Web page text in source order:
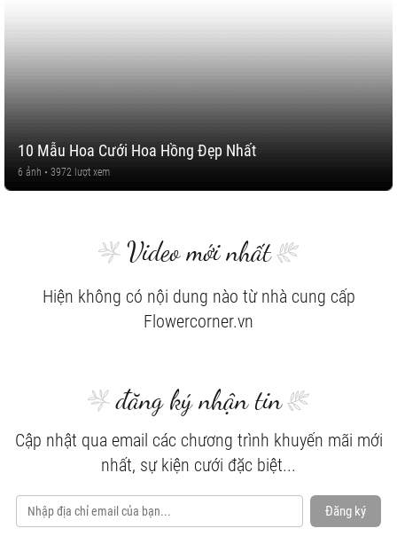
10 Mẫu Hoa Cưới Hoa Hồng Đẹp Nhất
6 ảnh • 3972 lượt xem
Video mới nhất
Hiện không có nội dung nào từ nhà cung cấp
Flowercorner.vn
đăng ký nhận tin
Cập nhật qua email các chương trình khuyến mãi mới
nhất, sự kiện cưới đặc biệt...
Đăng ký